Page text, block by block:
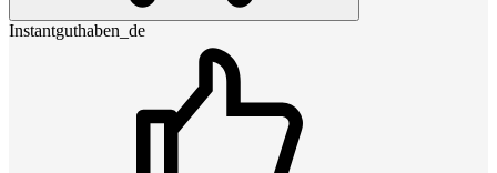
Instantguthaben_de